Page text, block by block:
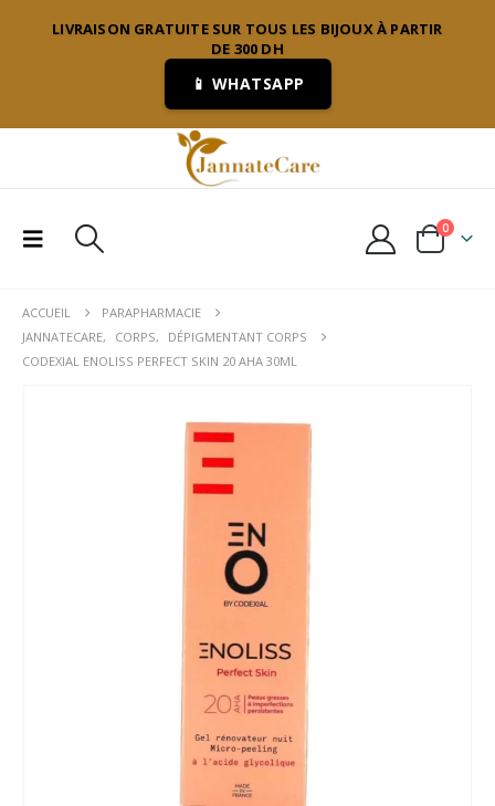
LIVRAISON GRATUITE SUR TOUS LES BIJOUX À PARTIR
DE 300 DH
📱 WHATSAPP
0
ACCUEIL
PARAPHARMACIE
JANNATECARE, CORPS,
DÉPIGMENTANT CORPS
CODEXIAL ENOLISS PERFECT SKIN 20 AHA 30ML